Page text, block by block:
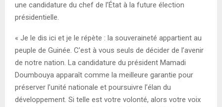
une candidature du chef de l’État à la future élection
présidentielle.
« Je le dis ici et je le répète : la souveraineté appartient au
peuple de Guinée. C’est à vous seuls de décider de l’avenir
de notre nation. La candidature du président Mamadi
Doumbouya apparaît comme la meilleure garantie pour
préserver l’unité nationale et poursuivre l’élan du
développement. Si telle est votre volonté, alors votre voix